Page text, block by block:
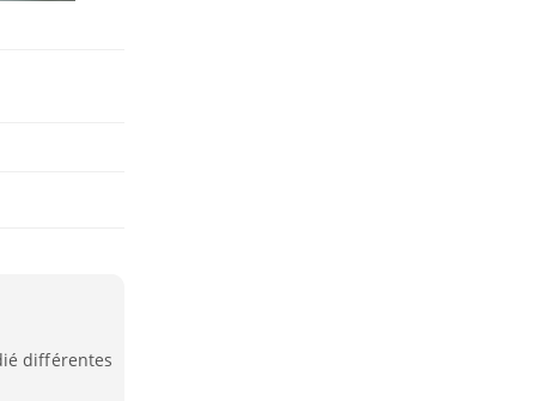
différentes